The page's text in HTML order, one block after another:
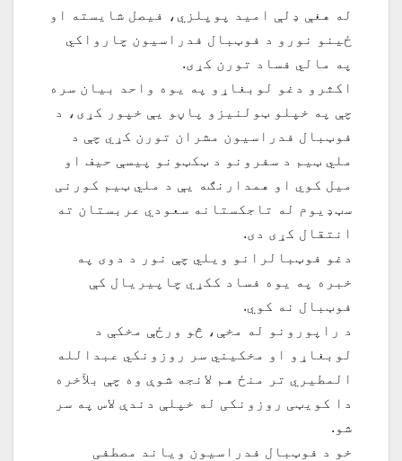
له هغې ډلې امید پوپلزي، فیصل شایسته او
ځینو نورو د فوټبال فدراسیون چارواکي
په مالي فساد تورن کړی.
اکثرو دغو لوبغاړو په یوه واحد بیان سره
چې په خپلو ټولنیزو پاڼو یې خپور کړی، د
فوټبال فدراسیون مشران تورن کړي چې د
ملي ټيم د سفرونو د ټکټونو پيسې حیف او
میل کوي او همدارنګه یې د ملي ټيم کورنی
سټډيوم له تاجکستانه سعودي عربستان ته
انتقال کړی دی.
دغو فوټبالرانو ویلي چې نور د دوی په
خبره په یوه فساد ککړي چاپیریال کې
فوټبال نه کوي.
د راپورونو له مخې، څو ورځې مخکې د
لوبغاړو او مخکیني سر روزونکي عبدالله
المطیري تر منځ هم لانجه شوې وه چې بلآخره
دا کویټی روزونکی له خپلې دندې لاس په سر
شو.
خو د فوټبال فدراسیون ویاند مصطفی